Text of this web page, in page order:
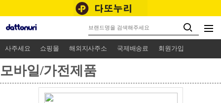
사주세요 쇼핑몰 해외지사주소 국제배송료 회원가입
모바일/가전제품